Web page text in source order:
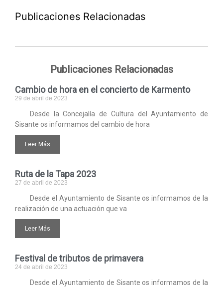
Publicaciones Relacionadas
Publicaciones Relacionadas
Cambio de hora en el concierto de Karmento
29 de abril de 2023
Desde la Concejalía de Cultura del Ayuntamiento de
Sisante os informamos del cambio de hora
Leer Más
Ruta de la Tapa 2023
27 de abril de 2023
Desde el Ayuntamiento de Sisante os informamos de la
realización de una actuación que va
Leer Más
Festival de tributos de primavera
24 de abril de 2023
Desde el Ayuntamiento de Sisante os informamos de la